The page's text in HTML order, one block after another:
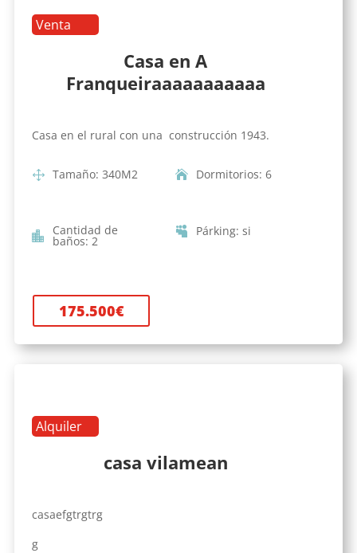
Venta
Casa en A
Franqueiraaaaaaaaaaa
Casa en el rural con una construcción 1943.
Tamaño: 340M2 Dormitorios: 6
Cantidad de
baños: 2
Párking: si
175.500€
Alquiler
casa vilamean
casaefgtrgtrg
g